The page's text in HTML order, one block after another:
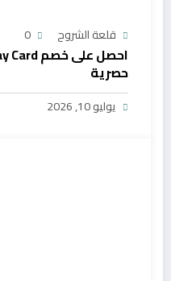
قلعة الشروح 0
حصرية
يوليو 10, 2026